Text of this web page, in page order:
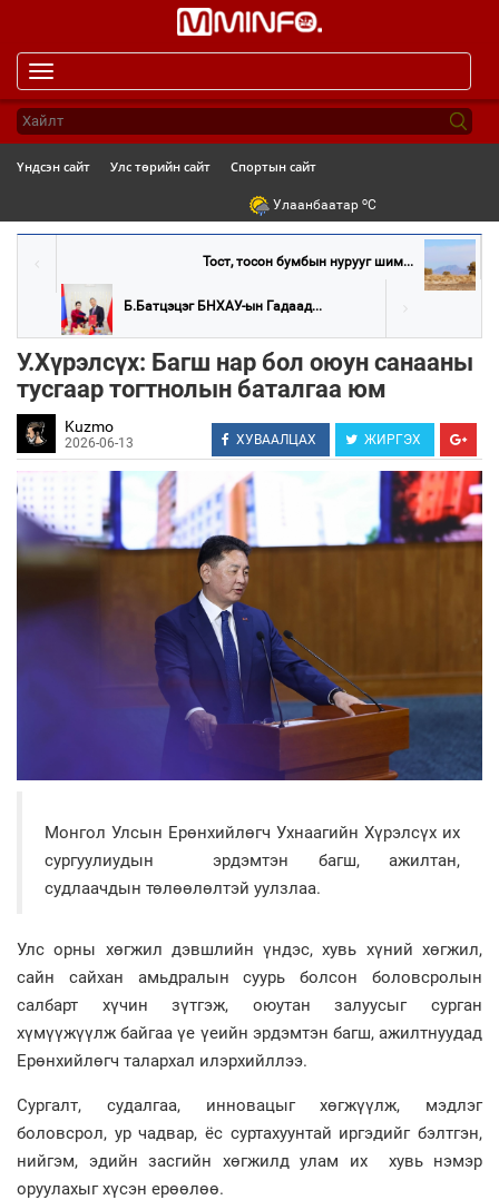
navigation
Үндсэн сайт Улс төрийн сайт Спортын сайт
Улаанбаатар oC
Тост, тосон бумбын нурууг шим...
Б.Батцэцэг БНХАУ-ын Гадаад...
У.Хүрэлсүх: Багш нар бол оюун санааны
тусгаар тогтнолын баталгаа юм
Kuzmo
2026-06-13 ХУВААЛЦАХ ЖИРГЭХ
Монгол Улсын Ерөнхийлөгч Ухнаагийн Хүрэлсүх их
сургуулиудын эрдэмтэн багш, ажилтан,
судлаачдын төлөөлөлтэй уулзлаа.
Улс орны хөгжил дэвшлийн үндэс, хувь хүний хөгжил,
сайн сайхан амьдралын суурь болсон боловсролын
салбарт хүчин зүтгэж, оюутан залуусыг сурган
хүмүүжүүлж байгаа үе үеийн эрдэмтэн багш, ажилтнуудад
Ерөнхийлөгч талархал илэрхийллээ.
Сургалт, судалгаа, инновацыг хөгжүүлж, мэдлэг
боловсрол, ур чадвар, ёс суртахуунтай иргэдийг бэлтгэн,
нийгэм, эдийн засгийн хөгжилд улам их хувь нэмэр
оруулахыг хүсэн ерөөлөө.